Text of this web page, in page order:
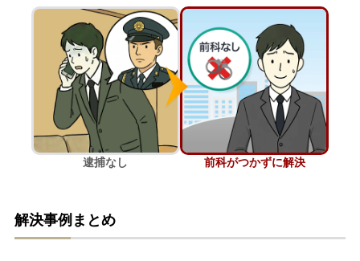
刑事事件の無料相談
接見・面会を弁護士に依頼
刑事事件を示談で解決したい
弁護士紹介
逮捕なし 前科がつかずに解決
解決事例まとめ